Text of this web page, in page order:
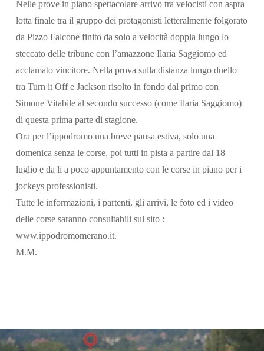
Nelle prove in piano spettacolare arrivo tra velocisti con aspra
lotta finale tra il gruppo dei protagonisti letteralmente folgorato
da Pizzo Falcone finito da solo a velocità doppia lungo lo
steccato delle tribune con l’amazzone Ilaria Saggiomo ed
acclamato vincitore. Nella prova sulla distanza lungo duello
tra Turn it Off e Jackson risolto in fondo dal primo con
Simone Vitabile al secondo successo (come Ilaria Saggiomo)
di questa prima parte di stagione.
Ora per l’ippodromo una breve pausa estiva, solo una
domenica senza le corse, poi tutti in pista a partire dal 18
luglio e da li a poco appuntamento con le corse in piano per i
jockeys professionisti.
Tutte le informazioni, i partenti, gli arrivi, le foto ed i video
delle corse saranno consultabili sul sito :
www.ippodromomerano.it.
M.M.